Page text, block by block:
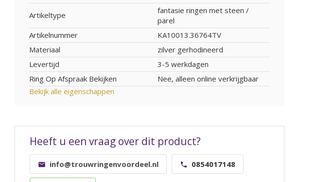
Artikeltype
fantasie ringen met steen /
parel
Artikelnummer
KA10013.36764TV
Materiaal
zilver gerhodineerd
Levertijd
3-5 werkdagen
Ring Op Afspraak Bekijken
Nee, alleen online verkrijgbaar
Bekijk alle eigenschappen
Heeft u een vraag over dit product?
info@trouwringenvoordeel.nl 0854017148